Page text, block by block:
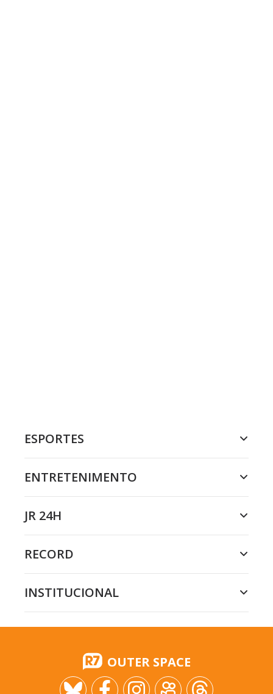
ESPORTES
ENTRETENIMENTO
JR 24H
RECORD
INSTITUCIONAL
OUTER SPACE